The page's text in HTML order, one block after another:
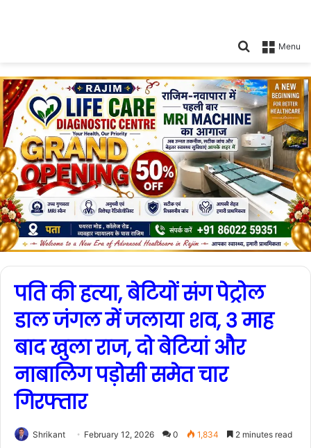
Menu
Search
पति की हत्या, बेटियों संग पेट्रोल
डाल जंगल में जलाया शव, 3 माह
बाद खुला राज, दो बेटियां और
नाबालिग पड़ोसी समेत चार
गिरफ्तार
Shrikant February 12, 2026 0 1,834 2 minutes read